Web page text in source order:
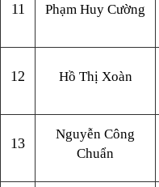
11 Phạm Huy Cường
12 Hồ Thị Xoàn
13
Nguyễn Công
Chuẩn